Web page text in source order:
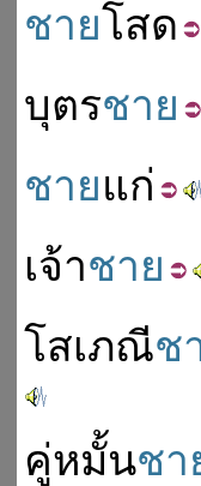
ชายโสด
บุตรชาย
ชายแก่
เจ้าชาย
โสเภณีช
คู่หมั้นชา